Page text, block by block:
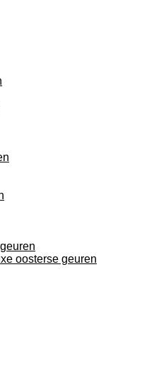
oosterse geuren